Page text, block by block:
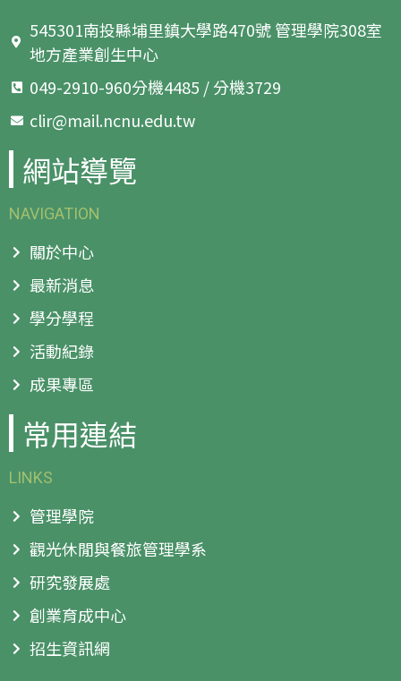
545301南投縣埔里鎮大學路470號 管理學院308室
地方產業創生中心
049-2910-960分機4485 / 分機3729
clir@mail.ncnu.edu.tw
網站導覽
NAVIGATION
關於中心
最新消息
學分學程
活動紀錄
成果專區
常用連結
LINKS
管理學院
觀光休閒與餐旅管理學系
研究發展處
創業育成中心
招生資訊網